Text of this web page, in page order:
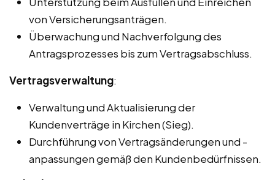
von Versicherungsanträgen.
Überwachung und Nachverfolgung des
Antragsprozesses bis zum Vertragsabschluss.
Vertragsverwaltung:
Verwaltung und Aktualisierung der
Kundenverträge in Kirchen (Sieg).
Durchführung von Vertragsänderungen und -
anpassungen gemäß den Kundenbedürfnissen.